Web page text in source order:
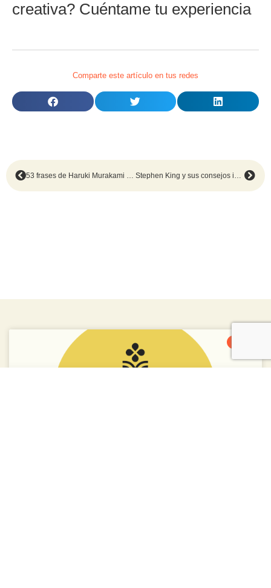
creativa? Cuéntame tu experiencia
Comparte este artículo en tus redes
53 frases de Haruki Murakami sobre la novela y el arte de escribir Stephen King y sus consejos inolvidables para escribir bien